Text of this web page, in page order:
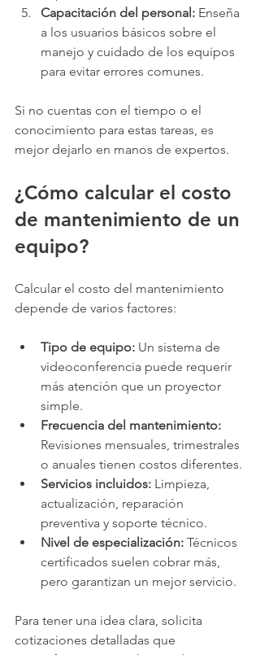
Capacitación del personal: Enseña
a los usuarios básicos sobre el
manejo y cuidado de los equipos
para evitar errores comunes.
Si no cuentas con el tiempo o el
conocimiento para estas tareas, es
mejor dejarlo en manos de expertos.
¿Cómo calcular el costo
de mantenimiento de un
equipo?
Calcular el costo del mantenimiento
depende de varios factores:
Tipo de equipo: Un sistema de
videoconferencia puede requerir
más atención que un proyector
simple.
Frecuencia del mantenimiento:
Revisiones mensuales, trimestrales
o anuales tienen costos diferentes.
Servicios incluidos: Limpieza,
actualización, reparación
preventiva y soporte técnico.
Nivel de especialización: Técnicos
certificados suelen cobrar más,
pero garantizan un mejor servicio.
Para tener una idea clara, solicita
cotizaciones detalladas que